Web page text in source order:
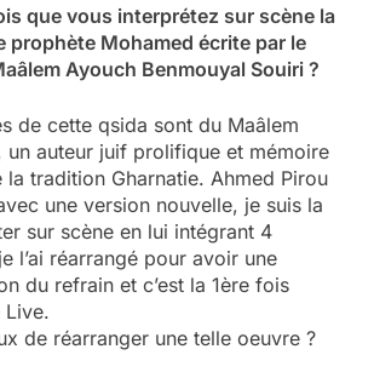
que vous interprétez sur scène la
prophète Mohamed écrite par le
Ayouch Benmouyal Souiri ?
de cette qsida sont du Maâlem
un auteur juif prolifique et mémoire
la tradition Gharnatie. Ahmed Pirou
une version nouvelle, je suis la
sur scène en lui intégrant 4
l’ai réarrangé pour avoir une
du refrain et c’est la 1ère fois
Live.
de réarranger une telle oeuvre ?